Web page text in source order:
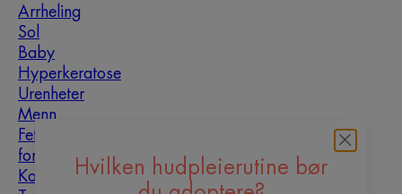
Hvilken hudpleierutine bør
Arrheling
Sol
Baby
Hyperkeratose
Urenheter
Menn
Fet hud som er utsatt
for urenheter
Kombinasjonshud